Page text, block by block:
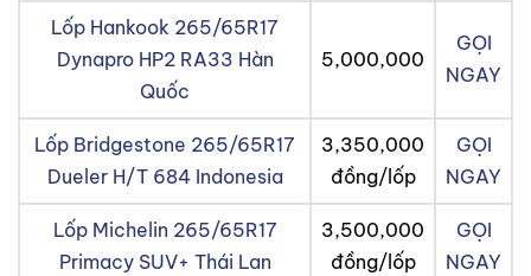
Lốp Hankook 265/65R17
Dynapro HP2 RA33 Hàn
Quốc
5,000,000
GỌI
NGAY
Lốp Bridgestone 265/65R17
Dueler H/T 684 Indonesia
3,350,000
đồng/lốp
GỌI
NGAY
Lốp Michelin 265/65R17
Primacy SUV+ Thái Lan
3,500,000
đồng/lốp
GỌI
NGAY